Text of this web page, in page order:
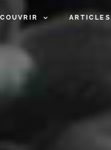
ARTICLES